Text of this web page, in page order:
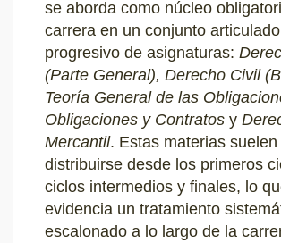
se aborda como núcleo
carrera en un conjunto
progresivo de asignaturas:
(Parte General), Derecho Civil
Teoría General de las
Obligaciones y Contratos y
Mercantil. Estas materias suelen
distribuirse desde los primeros
ciclos intermedios y finales, lo
evidencia un tratamiento
escalonado a lo largo de la